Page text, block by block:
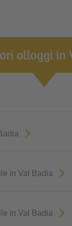
alloggi in
in Val Badia
in Val Badia